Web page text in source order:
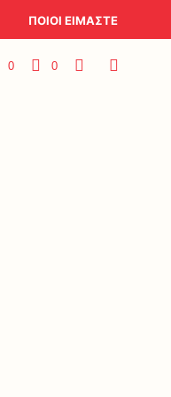
ΠΟΙΟΙ ΕΙΜΑΣΤΕ
0 0